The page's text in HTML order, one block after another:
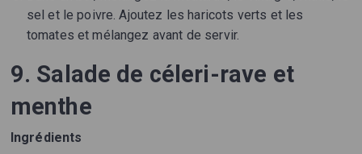
sel et le poivre. Ajoutez les haricots verts et les
tomates et mélangez avant de servir.
9. Salade de céleri-rave et
menthe
Ingrédients